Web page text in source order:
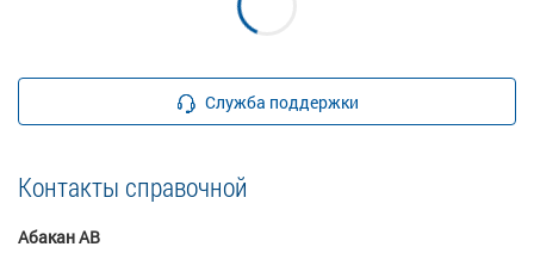
Служба поддержки
Контакты справочной
Абакан АВ